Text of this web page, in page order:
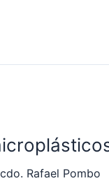
Rafael Pombo